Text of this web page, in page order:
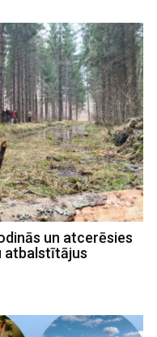
un atcerēsies
atbalstītājus